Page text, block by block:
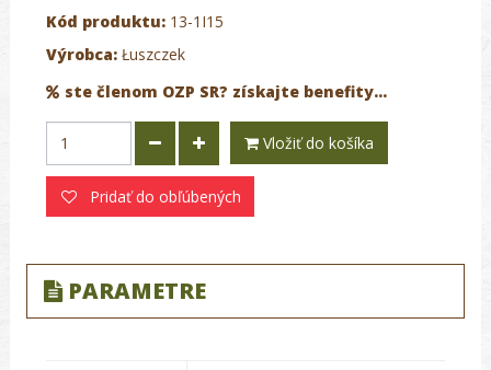
Kód produktu: 13-1I15
Výrobca: Łuszczek
ste členom OZP SR? získajte benefity...
Vložiť do košíka
Pridať do obľúbených
PARAMETRE